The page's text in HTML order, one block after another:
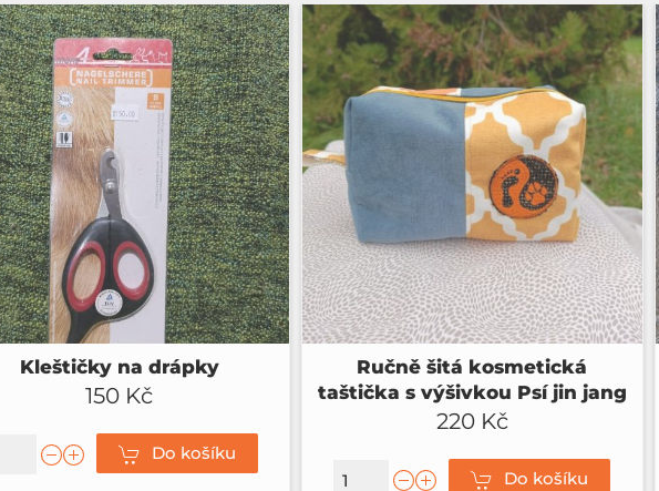
Kleštičky na drápky
150 Kč
Do košíku
Ručně šitá kosmetická
taštička s výšivkou Psí jin jang
220 Kč
Do košíku